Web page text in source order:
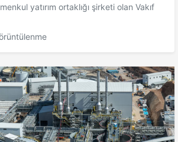
yatırım ortaklığı şirketi olan Vakıf